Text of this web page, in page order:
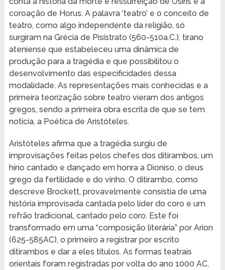
coroação de Horus. A palavra ‘teatro’ e o conceito de
teatro, como algo independente da religião, só
surgiram na Grécia de Pisístrato (560-510a.C.), tirano
ateniense que estabeleceu uma dinâmica de
produção para a tragédia e que possibilitou o
desenvolvimento das especificidades dessa
modalidade. As representações mais conhecidas e a
primeira teorização sobre teatro vieram dos antigos
gregos, sendo a primeira obra escrita de que se tem
notícia, a Poética de Aristóteles.
Aristóteles afirma que a tragédia surgiu de
improvisações feitas pelos chefes dos ditirambos, um
hino cantado e dançado em honra a Dioniso, o deus
grego da fertilidade e do vinho. O ditirambo, como
descreve Brockett, provavelmente consistia de uma
história improvisada cantada pelo líder do coro e um
refrão tradicional, cantado pelo coro. Este foi
transformado em uma “composição literária” por Arion
(625-585AC), o primeiro a registrar por escrito
ditirambos e dar a eles títulos. As formas teatrais
orientais foram registradas por volta do ano 1000 AC,